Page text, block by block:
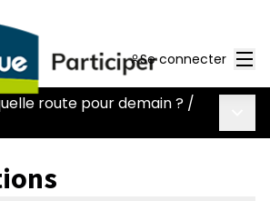
Se connecter
route pour demain ? /